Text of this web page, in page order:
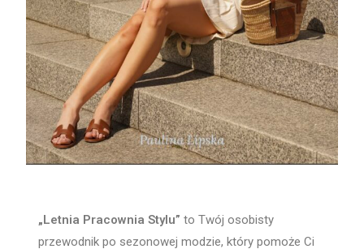
„Letnia Pracownia Stylu” to Twój osobisty
przewodnik po sezonowej modzie, który pomoże Ci